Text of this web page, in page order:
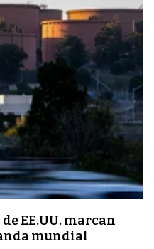
EE.UU. marcan
mundial